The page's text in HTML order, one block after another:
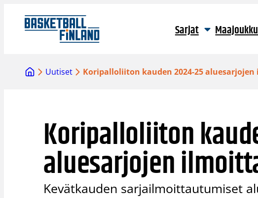
sisältöön
Sarjat
Uutiset Koripalloliiton kauden 2024-25
Koripalloliiton
aluesarjojen
Kevätkauden sarjailmoittautumiset